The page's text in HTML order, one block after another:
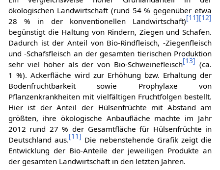
ökologischen Landwirtschaft (rund 54 % gegenüber etwa
28 % in der konventionellen Landwirtschaft)[11][12]
begünstigt die Haltung von Rindern, Ziegen und Schafen.
Dadurch ist der Anteil von Bio-Rindfleisch, -Ziegenfleisch
und -Schafsfleisch an der gesamten tierischen Produktion
sehr viel höher als der von Bio-Schweinefleisch[13] (ca.
1 %). Ackerfläche wird zur Erhöhung bzw. Erhaltung der
Bodenfruchtbarkeit sowie Prophylaxe von
Pflanzenkrankheiten mit vielfältigen Fruchtfolgen bestellt.
Hier ist der Anteil der Hülsenfrüchte mit Abstand am
größten, ihre ökologische Anbaufläche machte im Jahr
2012 rund 27 % der Gesamtfläche für Hülsenfrüchte in
Deutschland aus.[11] Die nebenstehende Grafik zeigt die
Entwicklung der Bio-Anteile der jeweiligen Produkte an
der gesamten Landwirtschaft in den letzten Jahren.